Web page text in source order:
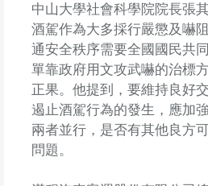
中山大學社會科學院院長張
酒駕作為大多採行嚴懲及嚇
通安全秩序需要全國國民共
單靠政府用文攻武嚇的治標
正果。他提到，要維持良好
遏止酒駕行為的發生，應加
兩者並行，是否有其他良方
問題。